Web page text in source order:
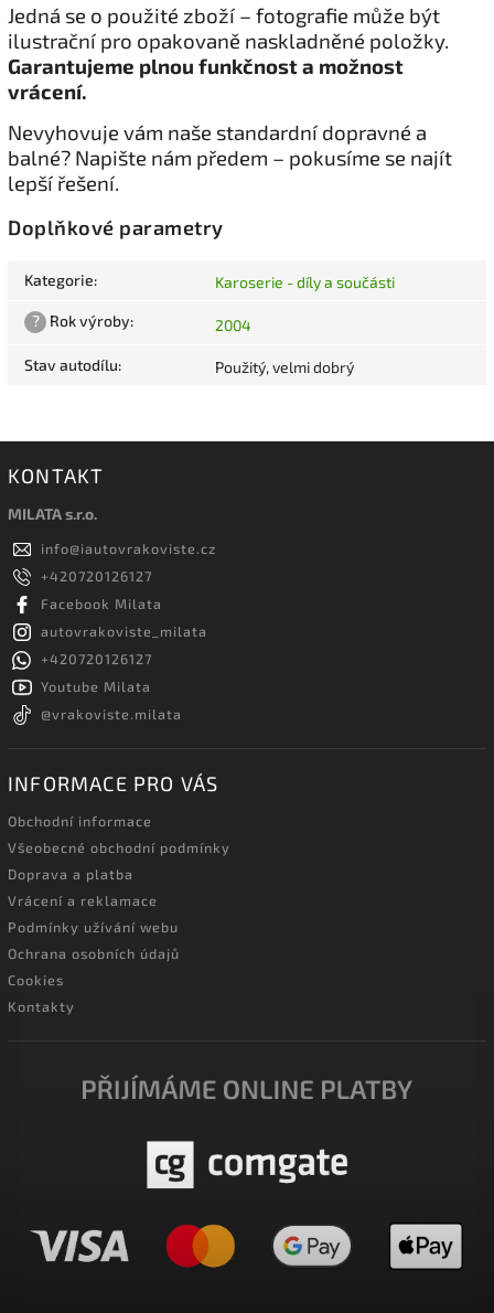
Jedná se o použité zboží – fotografie může být
ilustrační pro opakovaně naskladněné položky.
Garantujeme plnou funkčnost a možnost
vrácení.
Nevyhovuje vám naše standardní dopravné a
balné? Napište nám předem – pokusíme se najít
lepší řešení.
Doplňkové parametry
Kategorie: Karoserie - díly a součásti
? Rok výroby: 2004
Stav autodílu: Použitý, velmi dobrý
KONTAKT
MILATA s.r.o.
info@iautovrakoviste.cz
+420720126127
Facebook Milata
autovrakoviste_milata
+420720126127
Youtube Milata
@vrakoviste.milata
INFORMACE PRO VÁS
Obchodní informace
Všeobecné obchodní podmínky
Doprava a platba
Vrácení a reklamace
Podmínky užívání webu
Ochrana osobních údajů
Cookies
Kontakty